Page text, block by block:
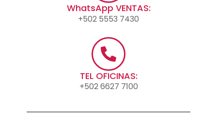
WhatsApp VENTAS:
+502 5553 7430
TEL OFICINAS:
+502 6627 7100